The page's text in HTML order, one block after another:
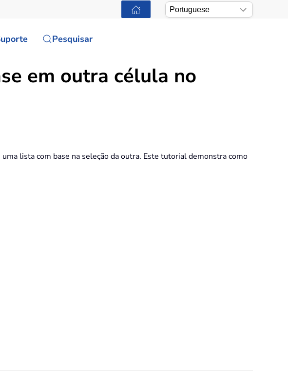
Pesquisar
em outra célula no
lista com base na seleção da outra. Este tutorial demonstra como